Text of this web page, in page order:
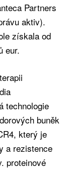
Partners
aktiv).
získala od
eur.
technologie
buněk
který je
a rezistence
proteinové